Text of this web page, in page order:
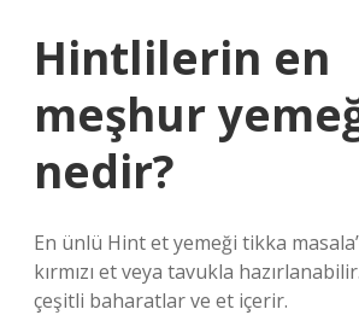
Hintlilerin en
meşhur
nedir?
En ünlü Hint et yemeği tikka
kırmızı et veya tavukla
çeşitli baharatlar ve et içerir.